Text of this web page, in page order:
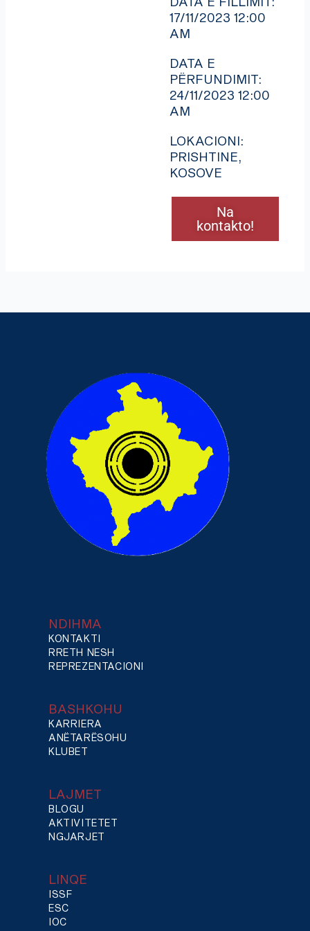
17/11/2023 12:00
AM
DATA E
PËRFUNDIMIT:
24/11/2023 12:00
AM
LOKACIONI:
PRISHTINE,
KOSOVE
Na
kontakto!
NDIHMA
KONTAKTI
RRETH NESH
REPREZENTACIONI
BASHKOHU
KARRIERA
ANËTARËSOHU
KLUBET
LAJMET
BLOGU
AKTIVITETET
NGJARJET
LINQE
ISSF
ESC
IOC